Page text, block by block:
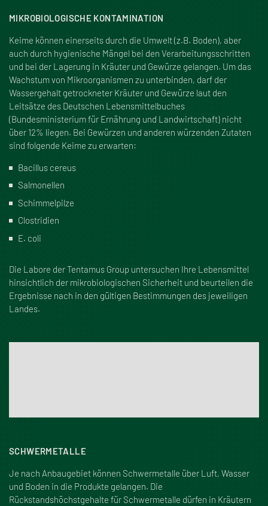
MIKROBIOLOGISCHE KONTAMINATION
Keime können einerseits durch die Umwelt (z.B. Boden), aber
auch durch hygienische Mängel bei den Verarbeitungsschritten
und bei der Lagerung in Kräuter und Gewürze gelangen. Um das
Wachstum von Mikroorganismen zu unterbinden, darf der
Wassergehalt getrockneter Kräuter und Gewürze laut den
Leitsätze des Deutschen Lebensmittelbuches
(Bundesministerium für Ernährung und Landwirtschaft) nicht
über 12% liegen. Bei Gewürzen und anderen würzenden Zutaten
sind folgende Keime zu erwarten:
Bacillus cereus
Salmonellen
Schimmelpilze
Clostridien
E. coli
Die Labore der Tentamus Group untersuchen Ihre Lebensmittel
hinsichtlich der mikrobiologischen Sicherheit und beurteilen die
Ergebnisse nach in den gültigen Bestimmungen des jeweiligen
Landes.
SCHWERMETALLE
Je nach Anbaugebiet können Schwermetalle über Luft, Wasser
und Boden in die Produkte gelangen. Die
Rückstandshöchstgehalte für Schwermetalle dürfen in Kräutern